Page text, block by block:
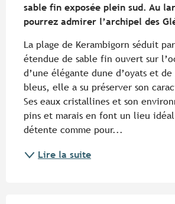
sable fin exposée plein sud. Au
pourrez admirer l’archipel des
La plage de Kerambigorn séduit
étendue de sable fin ouvert sur
d’une élégante dune d’oyats et de
bleus, elle a su préserver son
Ses eaux cristallines et son
pins et marais en font un lieu
détente comme pour...
Lire la suite